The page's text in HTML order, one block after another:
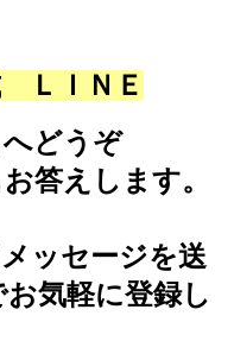
ＬＩＮＥ
どうぞ
答えします。
ッセージを送
気軽に登録し